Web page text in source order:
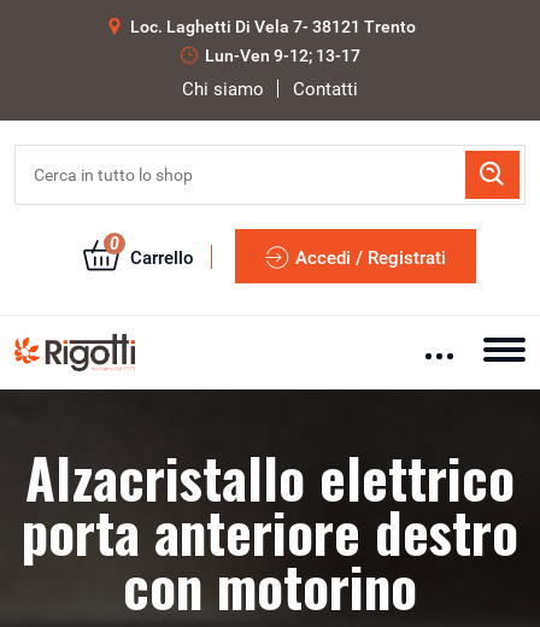
Loc. Laghetti Di Vela 7- 38121 Trento
Lun-Ven 9-12; 13-17
Chi siamo Contatti
0
Carrello Accedi / Registrati
Alzacristallo elettrico
porta anteriore destro
con motorino